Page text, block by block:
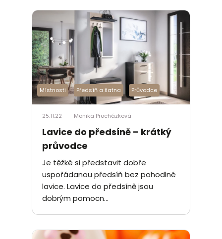
Místnosti Předsíň a šatna Průvodce
25.11.22 Monika Procházková
Lavice do předsíně – krátký
průvodce
Je těžké si představit dobře
uspořádanou předsíň bez pohodlné
lavice. Lavice do předsíně jsou
dobrým pomocn...